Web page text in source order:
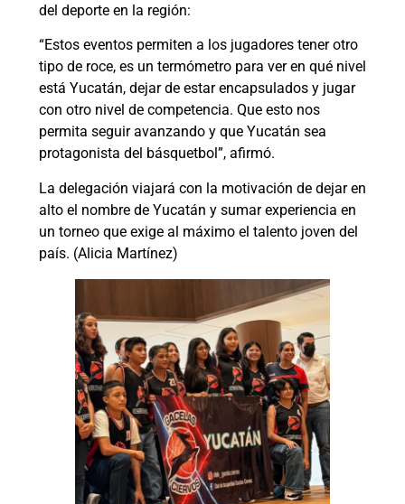
del deporte en la región:
“Estos eventos permiten a los jugadores tener otro
tipo de roce, es un termómetro para ver en qué nivel
está Yucatán, dejar de estar encapsulados y jugar
con otro nivel de competencia. Que esto nos
permita seguir avanzando y que Yucatán sea
protagonista del básquetbol”, afirmó.
La delegación viajará con la motivación de dejar en
alto el nombre de Yucatán y sumar experiencia en
un torneo que exige al máximo el talento joven del
país. (Alicia Martínez)